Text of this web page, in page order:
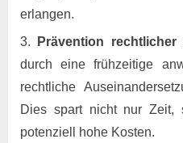
erlangen.
Prävention rechtlicher
durch eine frühzeitige
rechtliche
Dies spart nicht nur Zeit,
potenziell hohe Kosten.